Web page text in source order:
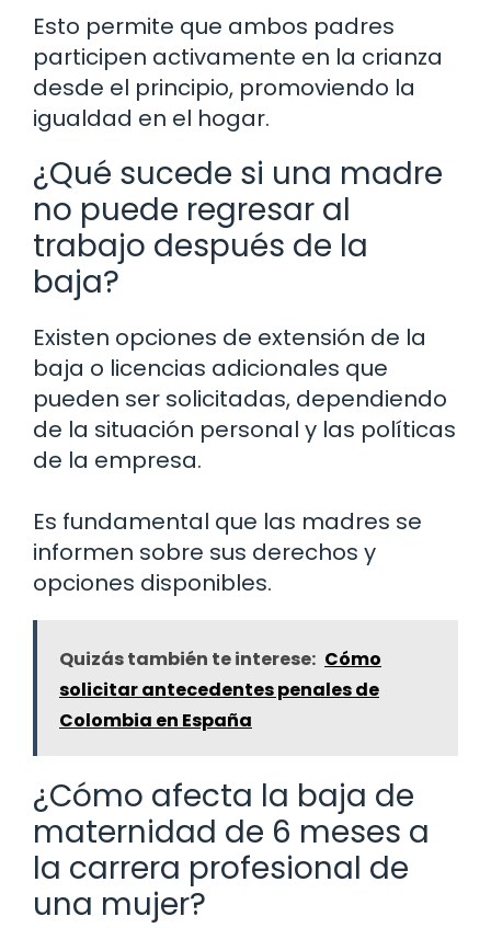
Esto permite que ambos padres
participen activamente en la crianza
desde el principio, promoviendo la
igualdad en el hogar.
¿Qué sucede si una madre
no puede regresar al
trabajo después de la
baja?
Existen opciones de extensión de la
baja o licencias adicionales que
pueden ser solicitadas, dependiendo
de la situación personal y las políticas
de la empresa.
Es fundamental que las madres se
informen sobre sus derechos y
opciones disponibles.
Quizás también te interese: Cómo
solicitar antecedentes penales de
Colombia en España
¿Cómo afecta la baja de
maternidad de 6 meses a
la carrera profesional de
una mujer?